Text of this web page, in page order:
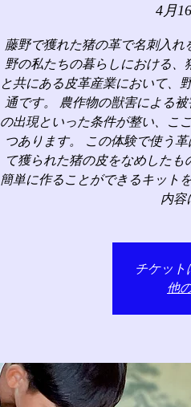
4月
藤野で獲れた猪の革で名刺入
野の私たちの暮らしにおける
と共にある皮革産業において、
通です。 農作物の獣害による
の出現といった条件が整い、こ
つあります。 この体験で使う
て獲られた猪の皮をなめした
簡単に作ることができるキット
内容
チケット
他